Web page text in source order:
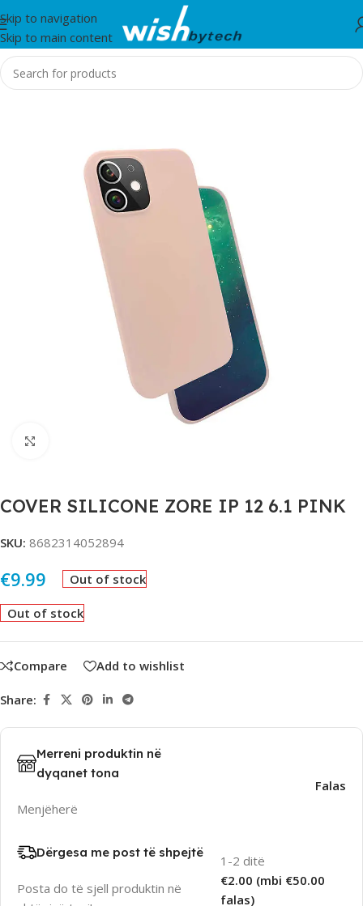
Skip to navigation
Skip to main content
Home/Zore
COVER SILICONE ZORE IP 12 6.1 PINK
SKU: 8682314052894
€9.99 Out of stock
Out of stock
Compare Add to wishlist
Share:
Merreni produktin në
dyqanet tona
Menjëherë
Falas
Dërgesa me post të shpejtë
Posta do të sjell produktin në
1-2 ditë
€2.00 (mbi €50.00
falas)